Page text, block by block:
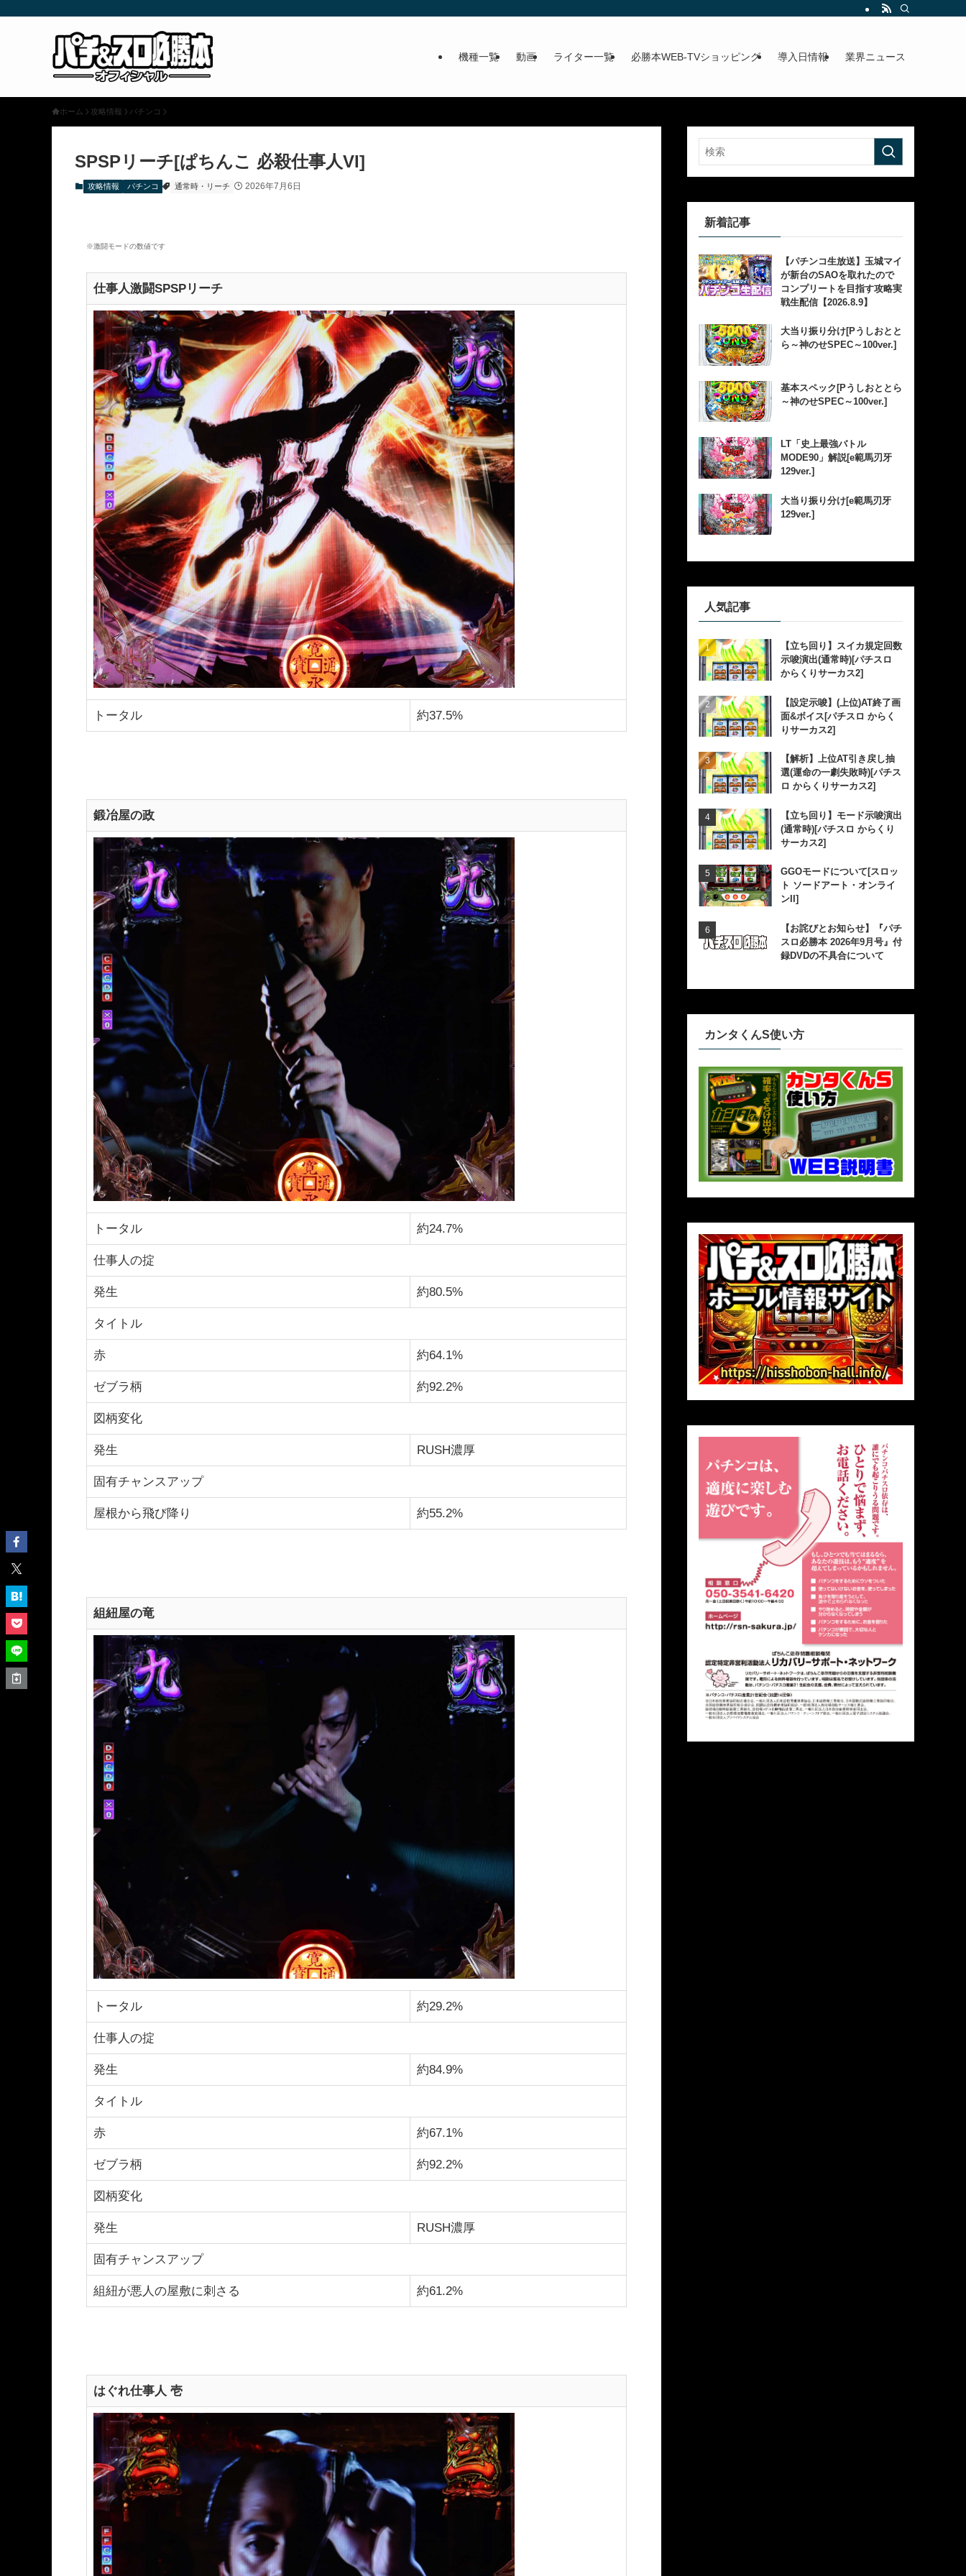
機種一覧 動画 ライター一覧 必勝本WEB-TVショッピング 導入日情報 業界ニュース
ホーム 攻略情報 パチンコ
SPSPリーチ[ぱちんこ 必殺仕事人VI]
攻略情報 パチンコ 通常時・リーチ 2026年7月6日
※激闘モードの数値です
仕事人激闘SPSPリーチ
トータル 約37.5%
鍛冶屋の政
トータル 約24.7%
仕事人の掟
発生 約80.5%
タイトル
赤 約64.1%
ゼブラ柄 約92.2%
図柄変化
発生 RUSH濃厚
固有チャンスアップ
屋根から飛び降り 約55.2%
組紐屋の竜
トータル 約29.2%
仕事人の掟
発生 約84.9%
タイトル
赤 約67.1%
ゼブラ柄 約92.2%
図柄変化
発生 RUSH濃厚
固有チャンスアップ
組紐が悪人の屋敷に刺さる 約61.2%
はぐれ仕事人 壱
新着記事
【パチンコ生放送】玉城マイ
が新台のSAOを取れたので
コンプリートを目指す攻略実
戦生配信【2026.8.9】
大当り振り分け[Pうしおとと
ら～神のせSPEC～100ver.]
基本スペック[Pうしおととら
～神のせSPEC～100ver.]
LT「史上最強バトル
MODE90」解説[e範馬刃牙
129ver.]
大当り振り分け[e範馬刃牙
129ver.]
人気記事
【立ち回り】スイカ規定回数
示唆演出(通常時)[パチスロ
からくりサーカス2]
【設定示唆】(上位)AT終了画
面&ボイス[パチスロ からく
りサーカス2]
【解析】上位AT引き戻し抽
選(運命の一劇失敗時)[パチス
ロ からくりサーカス2]
【立ち回り】モード示唆演出
(通常時)[パチスロ からくり
サーカス2]
GGOモードについて[スロッ
ト ソードアート・オンライ
ンII]
【お詫びとお知らせ】『パチ
スロ必勝本 2026年9月号』付
録DVDの不具合について
カンタくんS使い方